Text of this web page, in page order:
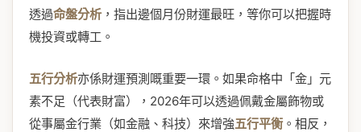
透過命盤分析 ，指出邊個月份財運最旺，等你可以把握時
機投資或轉工。
五行分析亦係財運預測嘅重要一環。如果命格中「金」元
素不足（代表財富），2026年可以透過佩戴金屬飾物或
從事屬金行業（如金融、科技）來增強五行平衡。相反，